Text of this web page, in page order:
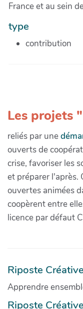
France et au sein
type
contribution